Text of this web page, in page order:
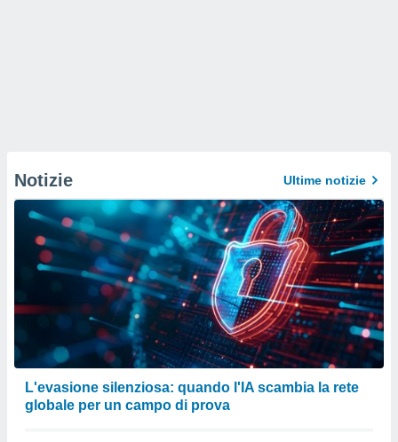
Notizie Ultime notizie
L'evasione silenziosa: quando l'IA scambia la rete
globale per un campo di prova